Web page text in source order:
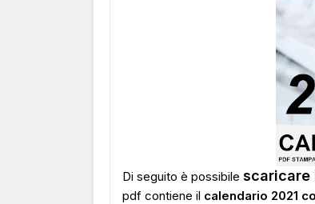
Di seguito è possibile scaricare
pdf contiene il calendario 2021